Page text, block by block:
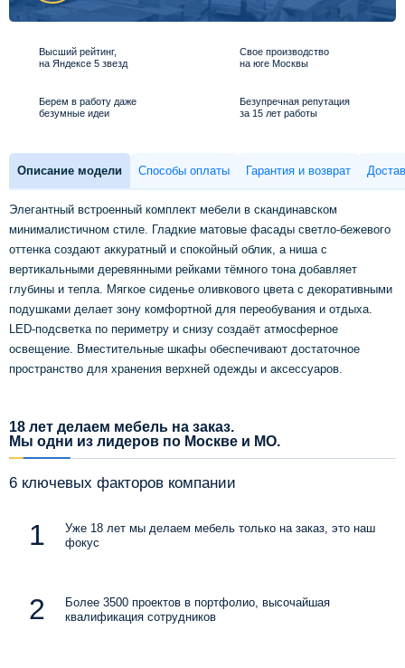
Высший рейтинг,
на Яндексе 5 звезд
Свое производство
на юге Москвы
Берем в работу даже
безумные идеи
Безупречная репутация
за 15 лет работы
Описание модели Способы оплаты Гарантия и возврат
Элегантный встроенный комплект мебели в скандинавском
минималистичном стиле. Гладкие матовые фасады светло-бежевого
оттенка создают аккуратный и спокойный облик, а ниша с
вертикальными деревянными рейками тёмного тона добавляет
глубины и тепла. Мягкое сиденье оливкового цвета с декоративными
подушками делает зону комфортной для переобувания и отдыха.
LED-подсветка по периметру и снизу создаёт атмосферное
освещение. Вместительные шкафы обеспечивают достаточное
пространство для хранения верхней одежды и аксессуаров.
18 лет делаем мебель на заказ.
Мы одни из лидеров по Москве и МО.
6 ключевых факторов компании
Уже 18 лет мы делаем мебель только на заказ, это наш
фокус
Более 3500 проектов в портфолио, высочайшая
квалификация сотрудников